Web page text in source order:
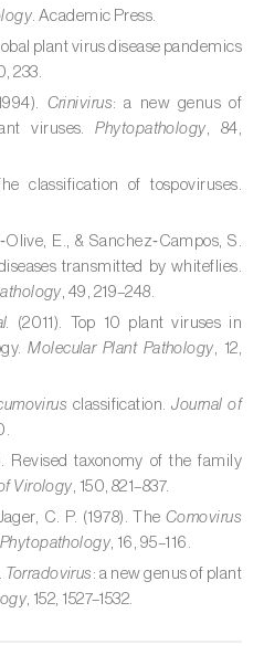
. Academic Press.
plant virus disease pandemics
233.
Crinivirus: a new genus of
viruses.Phytopathology , 84,
classification of tospoviruses.
E., & Sanchez‑Campos, S.
transmitted by whiteflies.
, 49, 219–248.
(2011). Top 10 plant viruses in
Molecular Plant Pathology , 12,
classification.Journal of
Revised taxonomy of the family
Virology , 150, 821–837.
C. P. (1978). The Comovirus
, 16, 95–116.
Torradovirus : a new genus of plant
, 152, 1527–1532.